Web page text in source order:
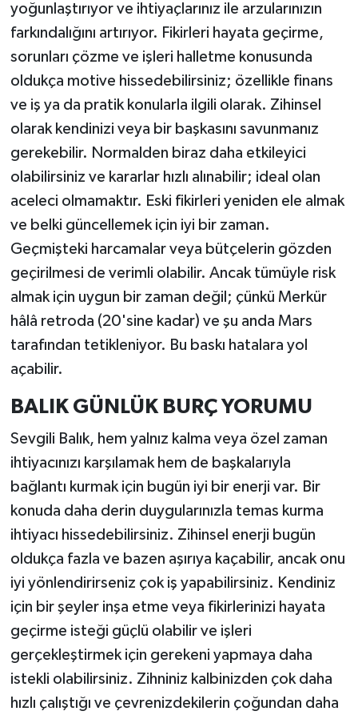
yoğunlaştırıyor ve ihtiyaçlarınız ile arzularınızın
farkındalığını artırıyor. Fikirleri hayata geçirme,
sorunları çözme ve işleri halletme konusunda
oldukça motive hissedebilirsiniz; özellikle finans
ve iş ya da pratik konularla ilgili olarak. Zihinsel
olarak kendinizi veya bir başkasını savunmanız
gerekebilir. Normalden biraz daha etkileyici
olabilirsiniz ve kararlar hızlı alınabilir; ideal olan
aceleci olmamaktır. Eski fikirleri yeniden ele almak
ve belki güncellemek için iyi bir zaman.
Geçmişteki harcamalar veya bütçelerin gözden
geçirilmesi de verimli olabilir. Ancak tümüyle risk
almak için uygun bir zaman değil; çünkü Merkür
hâlâ retroda (20'sine kadar) ve şu anda Mars
tarafından tetikleniyor. Bu baskı hatalara yol
açabilir.
BALIK GÜNLÜK BURÇ YORUMU
Sevgili Balık, hem yalnız kalma veya özel zaman
ihtiyacınızı karşılamak hem de başkalarıyla
bağlantı kurmak için bugün iyi bir enerji var. Bir
konuda daha derin duygularınızla temas kurma
ihtiyacı hissedebilirsiniz. Zihinsel enerji bugün
oldukça fazla ve bazen aşırıya kaçabilir, ancak onu
iyi yönlendirirseniz çok iş yapabilirsiniz. Kendiniz
için bir şeyler inşa etme veya fikirlerinizi hayata
geçirme isteği güçlü olabilir ve işleri
gerçekleştirmek için gerekeni yapmaya daha
istekli olabilirsiniz. Zihniniz kalbinizden çok daha
hızlı çalıştığı ve çevrenizdekilerin çoğundan daha